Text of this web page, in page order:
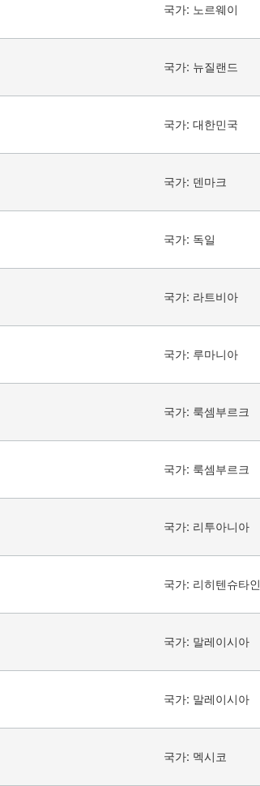
국가: 노르웨이
국가: 뉴질랜드
국가: 대한민국
국가: 덴마크
국가: 독일
국가: 라트비아
국가: 루마니아
국가: 룩셈부르크
국가: 룩셈부르크
국가: 리투아니아
국가: 리히텐슈타인
국가: 말레이시아
국가: 말레이시아
국가: 멕시코